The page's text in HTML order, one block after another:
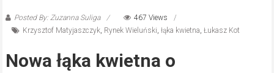
Posted By: Zuzanna Suliga
467 Views
Krzysztof Matyjaszczyk, Rynek Wieluński, łąka kwietna, Łukasz Kot
Nowa łąka kwietna o